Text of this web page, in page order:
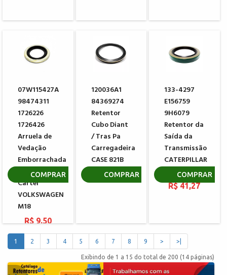
07W115427A
98474311
1726226
1726426
Arruela de
Vedação
Emborrachada
do Bujão
Carter
VOLKSWAGEN
M18
R$ 9,50
COMPRAR
120036A1
84369274
Retentor
Cubo Diant
/ Tras Pa
Carregadeira
CASE 821B
R$ 687,16
COMPRAR
133-4297
E156759
9H6079
Retentor da
Saída da
Transmissão
CATERPILLAR
914G
R$ 41,27
COMPRAR
1 2 3 4 5 6 7 8 9 > >|
Exibindo de 1 a 15 do total de 200 (14 páginas)